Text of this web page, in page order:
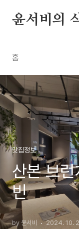
윤서비의
홈
맛집정보
산본 브
빈
by 윤서비 2024. 10.